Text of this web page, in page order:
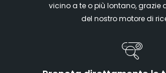
vicino a te o più lontano, grazie
del nostro motore di